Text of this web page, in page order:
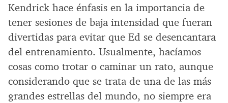
Kendrick hace énfasis en la importancia de
tener sesiones de baja intensidad que fueran
divertidas para evitar que Ed se desencantara
del entrenamiento. Usualmente, hacíamos
cosas como trotar o caminar un rato, aunque
considerando que se trata de una de las más
grandes estrellas del mundo, no siempre era